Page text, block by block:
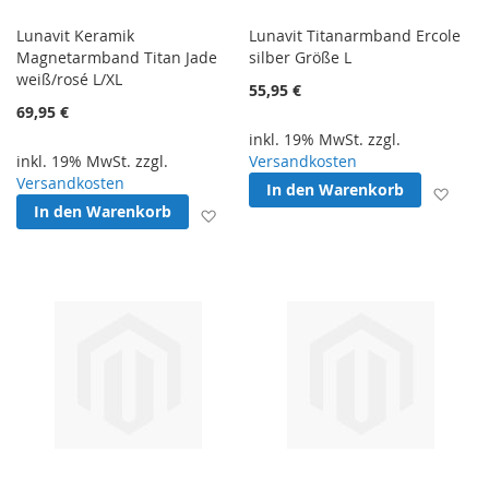
Lunavit Keramik
Magnetarmband Titan Jade
weiß/rosé L/XL
69,95 €
inkl. 19% MwSt. zzgl.
Versandkosten
In den Warenkorb
Zur Wunschliste hinzufügen
Lunavit Titanarmband Ercole
silber Größe L
55,95 €
inkl. 19% MwSt. zzgl.
Versandkosten
In den Warenkorb